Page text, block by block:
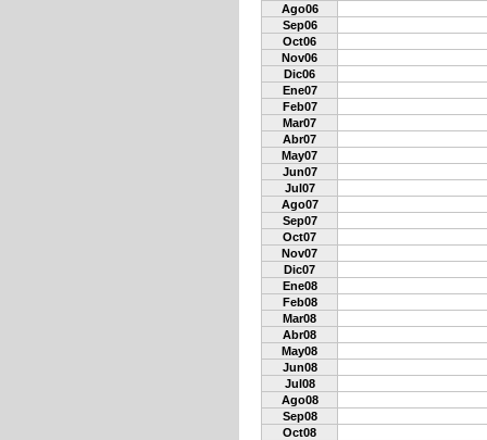
Ago06
Sep06
Oct06
Nov06
Dic06
Ene07
Feb07
Mar07
Abr07
May07
Jun07
Jul07
Ago07
Sep07
Oct07
Nov07
Dic07
Ene08
Feb08
Mar08
Abr08
May08
Jun08
Jul08
Ago08
Sep08
Oct08